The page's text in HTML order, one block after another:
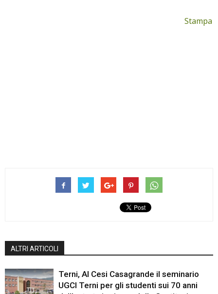
Stampa
ALTRI ARTICOLI
Terni, Al Cesi Casagrande il seminario
UGCI Terni per gli studenti sui 70 anni